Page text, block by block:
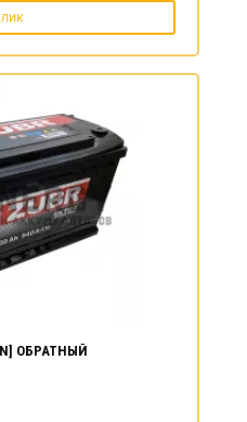
ОБРАТНЫЙ